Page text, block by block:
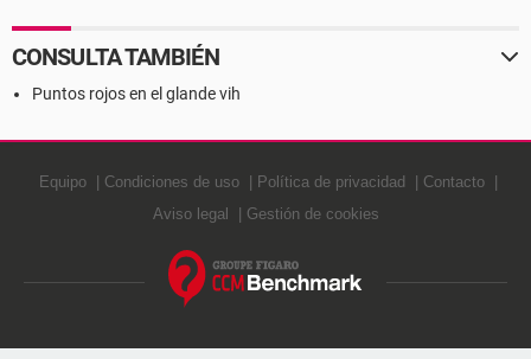
CONSULTA TAMBIÉN
Puntos rojos en el glande vih
Equipo Condiciones de uso Política de privacidad
Contacto
Aviso legal
Gestión de cookies